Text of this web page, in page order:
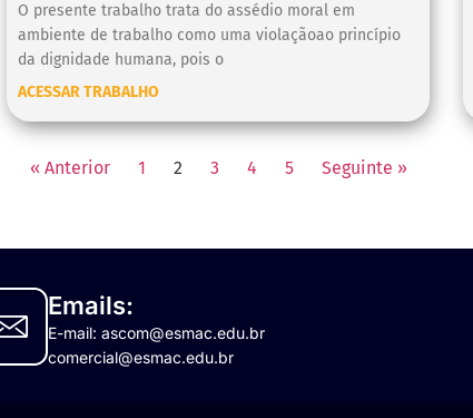
O presente trabalho trata do assédio moral em
ambiente de trabalho como uma violaçãoao princípio
da dignidade humana, pois o
ACESSAR TRABALHO
« Anterior 1 2 3 4 5 Seguinte »
Emails:
E-mail: ascom@esmac.edu.br
comercial@esmac.edu.br